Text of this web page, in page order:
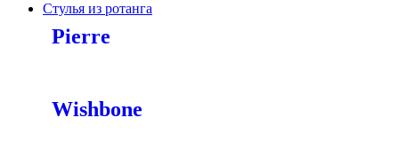
Стулья из ротанга
Pierre
Wishbone